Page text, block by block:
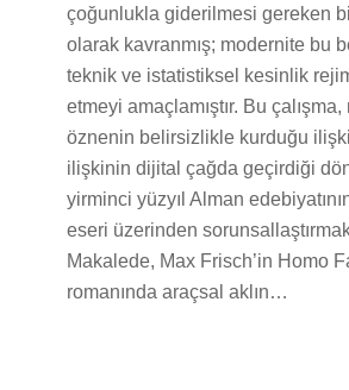
çoğunlukla giderilmesi gereken
olarak kavranmış; modernite bu
teknik ve istatistiksel kesinlik
etmeyi amaçlamıştır. Bu
öznenin belirsizlikle kurduğu
ilişkinin dijital çağda geçirdiği
yirminci yüzyıl Alman
eseri üzerinden
Makalede, Max Frisch’in Homo
romanında araçsal aklın…